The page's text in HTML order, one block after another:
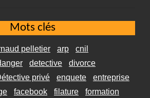
Mots clés
pelletier arp
cnil
detective
divorce
privé enquete
entreprise
facebook filature
formation